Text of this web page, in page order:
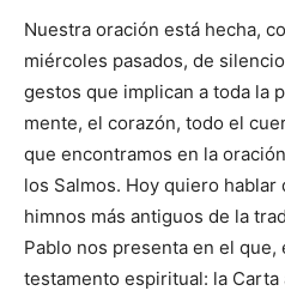
Nuestra oración está hecha,
miércoles pasados, de
gestos que implican a toda la
mente, el corazón, todo el
que encontramos en la
los Salmos. Hoy quiero hablar
himnos más antiguos de la
Pablo nos presenta en el
testamento espiritual: la